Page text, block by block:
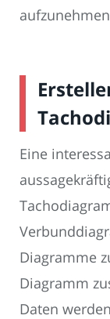
Eine
Diagramme
Diagramm
Daten